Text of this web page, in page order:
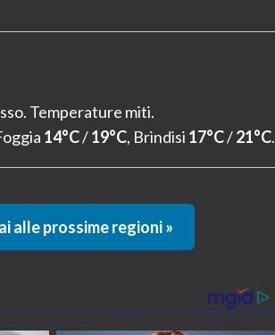
Temperature miti.
14°C/19°C, Brindisi 17°C/21°C.
alle prossime regioni »